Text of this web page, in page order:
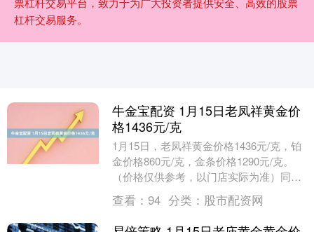
杠杆交易服务。
牛金宝配资 1月15日老凤祥黄金价
格1436元/克
1月15日，老凤祥黄金价格1436元/克，铂
金价格860元/克，金条价格1290元/克。
（价格仅供参考，以门店实际为准）同日
上海黄金交易所现货黄金AU9999最....
查看： 94 分类： 股市配资网